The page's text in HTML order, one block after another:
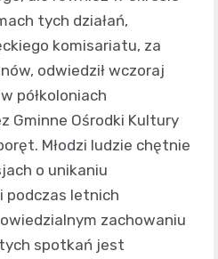
tych działań,
komisariatu, za
odwiedził wczoraj
półkoloniach
Gminne Ośrodki Kultury
Młodzi ludzie chętnie
o unikaniu
podczas letnich
zachowaniu
spotkań jest